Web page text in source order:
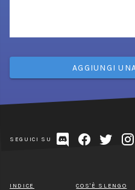
AGGIUNGI
SEGUICI SU
INDICE COS'È SLENGO